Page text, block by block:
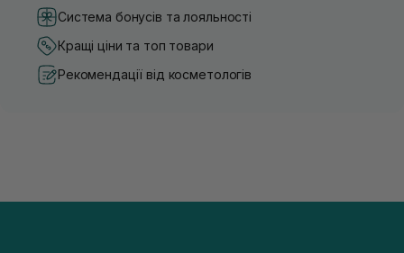
Система бонусів та лояльності
Кращі ціни та топ товари
Рекомендації від косметологів